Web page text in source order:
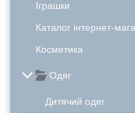
Іграшки
Каталог інтернет-
Косметика
Одяг
Дитячий одяг